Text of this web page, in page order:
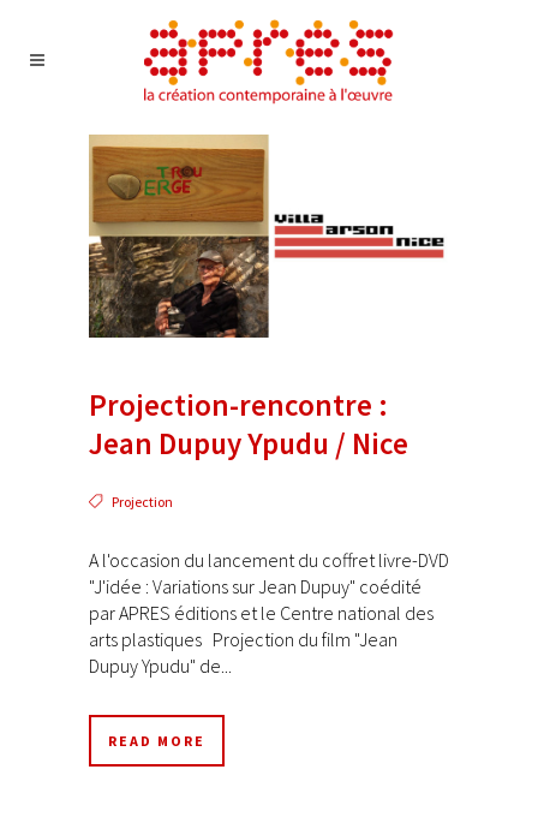
Projection-rencontre :
Jean Dupuy Ypudu / Nice
Projection
A l'occasion du lancement du coffret livre-DVD
"J'idée : Variations sur Jean Dupuy" coédité
par APRES éditions et le Centre national des
arts plastiques Projection du film "Jean
Dupuy Ypudu" de...
READ MORE